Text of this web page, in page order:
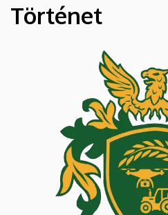
Tangazdaság
Történet